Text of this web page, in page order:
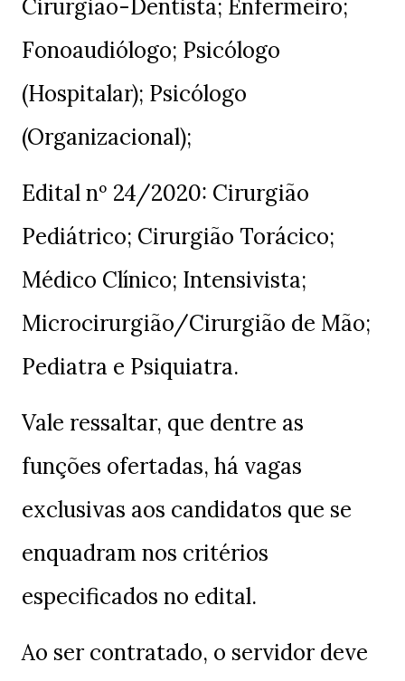
Cirurgião-Dentista; Enfermeiro;
Fonoaudiólogo; Psicólogo
(Hospitalar); Psicólogo
(Organizacional);
Edital nº 24/2020: Cirurgião
Pediátrico; Cirurgião Torácico;
Médico Clínico; Intensivista;
Microcirurgião/Cirurgião de Mão;
Pediatra e Psiquiatra.
Vale ressaltar, que dentre as
funções ofertadas, há vagas
exclusivas aos candidatos que se
enquadram nos critérios
especificados no edital.
Ao ser contratado, o servidor deve